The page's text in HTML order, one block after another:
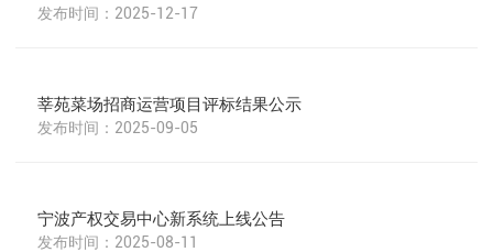
2025-12-17
莘苑菜场招商运营项目评标结果公示
2025-09-05
宁波产权交易中心新系统上线公告
2025-08-11